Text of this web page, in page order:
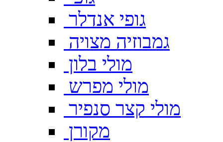
גופי אנדלר
גמבוזיה מצויה
מולי בלון
מולי מפרש
מולי קצר סנפיר
מקורן